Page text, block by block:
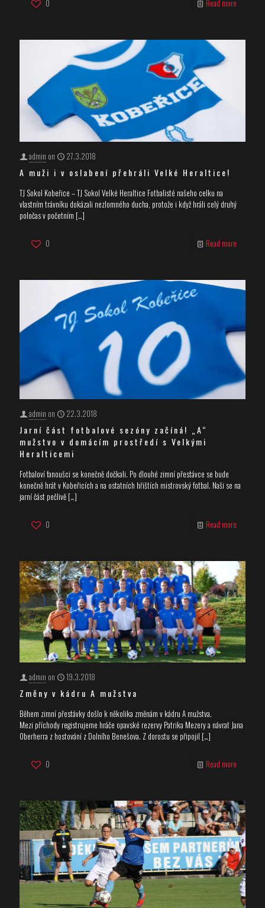
0 Read more
admin on 27.3.2018
A muži i v oslabení přehráli Velké Heraltice!
TJ Sokol Kobeřice – TJ Sokol Velké Heraltice Fotbalisté našeho celku na
vlastním trávníku dokázali nezlomného ducha, protože i když hráli celý druhý
poločas v početním […]
0 Read more
admin on 22.3.2018
Jarní část fotbalové sezóny začíná! „A“
mužstvo v domácím prostředí s Velkými
Heralticemi
Fotbaloví fanoušci se konečně dočkali. Po dlouhé zimní přestávce se bude
konečně hrát v Kobeřicích a na ostatních hřištích mistrovský fotbal. Naši se na
jarní část pečlivě […]
0 Read more
admin on 19.3.2018
Změny v kádru A mužstva
Během zimní přestávky došlo k několika změnám v kádru A mužstva.
Mezi příchody registrujeme hráče opavské rezervy Patrika Mezery a návrat Jana
Oberherra z hostování z Dolního Benešova. Z dorostu se připojil […]
0 Read more